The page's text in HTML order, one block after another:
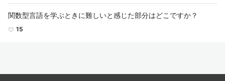
関数型言語を学ぶときに難しいと感じた部分はどこですか？
15